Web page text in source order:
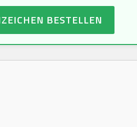
BESTELLEN